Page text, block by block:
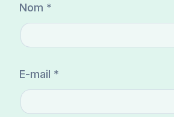
Nom *
E-mail *